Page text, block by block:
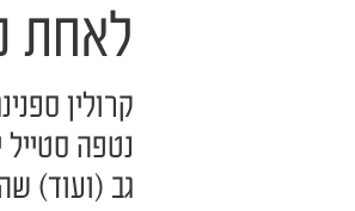
לאחת
קרולין
נטפה
גב (ועוד)